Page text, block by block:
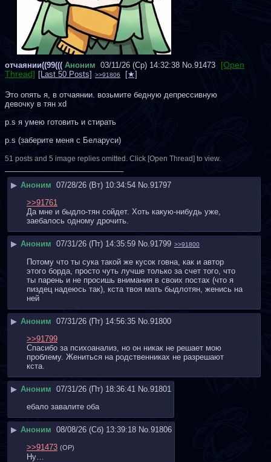
отчаянии((99((( Аноним 03/11/26 (Ср) 14:32:38 No.91473
[Open
Thread] [Last 50 Posts] >>91806
Это опять я, в отчаянии. возьмите бедную депрессивную
девочку в тян xd
p.s я умею готовить и стирать
p.s (заберите меня с Беларуси)
51 posts and 5 image replies omitted. Click [Open Thread] to view.
▶ Аноним 07/28/26 (Вт) 10:34:54 No.91797
>>91761
Да мне и быдло-тян сойдет. Хоть какую-нибудь уже,
заебалось одному дрочить.
▶ Аноним 07/31/26 (Пт) 14:35:59 No.91799 >>91800
Потому что ты сука такой же кусок говна, как и автор
этого борда, просто чуть лучше только за счет того, что
ты парень и не просишь внимания в своих постах (что я
пиздец надеюсь так), кста твоя мать быдлотян, женись на
ней
▶ Аноним 07/31/26 (Пт) 14:56:35 No.91800
>>91799
Спасибо за психоанализ, но он никак не решает мою
проблему. Жениться на родственниках не разрешают
кста.
▶ Аноним 07/31/26 (Пт) 18:36:41 No.91801
ебало завалите оба
▶ Аноним 08/08/26 (Сб) 13:39:18 No.91806
>>91473 (OP)
Ну…